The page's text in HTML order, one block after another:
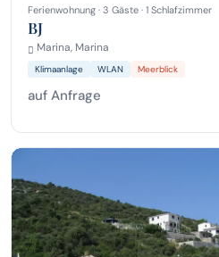
Ferienwohnung · 3 Gäste · 1 Schlafzimmer
BJ
Marina, Marina
Klimaanlage WLAN Meerblick
auf Anfrage